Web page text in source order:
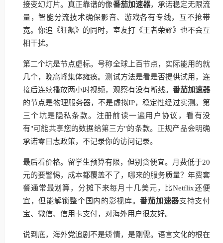
接变幻灯片。真正靠谱的像番茄加速器，承诺稳定无限流
量，智能分流技术确保影音、游戏各有专线，互不抢带
宽。你追《狂飙》的同时，室友打《王者荣耀》也不会互
相干扰。
第二个坑是节点虚标。号称全球上百节点，实际能用的就
几个，晚高峰集体瘫痪。测试方法是看是否提供试用，连
接后连续播放两小时视频，观察有没有断线。 番茄加速器
的节点是物理服务器，不是虚拟IP，稳定性经过实测。第
三个坑是隐私条款。注册前读一遍用户协议，看有没
有"可能共享您的数据给第三方"的条款。正规产品会明确
承诺零日志政策，不记录你的访问记录。
最后看价格。留学生预算有限，但别贪便宜。月费低于20
元的要警惕，成本都覆盖不了，哪来的服务质量？年费套
餐通常最划算，分摊下来每月十几美元，比Netflix还便
宜，但能解锁整个国内的影视库。番茄加速器支持支付
宝、微信、信用卡支付，对海外用户很友好。
说到底，海外党追剧不是矫情，是刚需。语言文化的根在